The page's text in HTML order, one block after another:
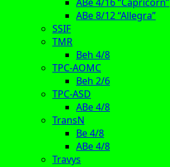
ABe 8/12 “Allegra”
SSIF
TMR
Beh 4/8
TPC-AOMC
Beh 2/6
TPC-ASD
ABe 4/8
TransN
Be 4/8
ABe 4/8
Travys